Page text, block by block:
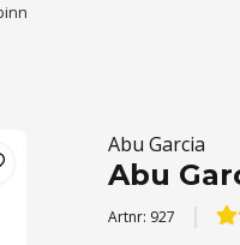
Abu Garcia
Abu
Artnr: 927